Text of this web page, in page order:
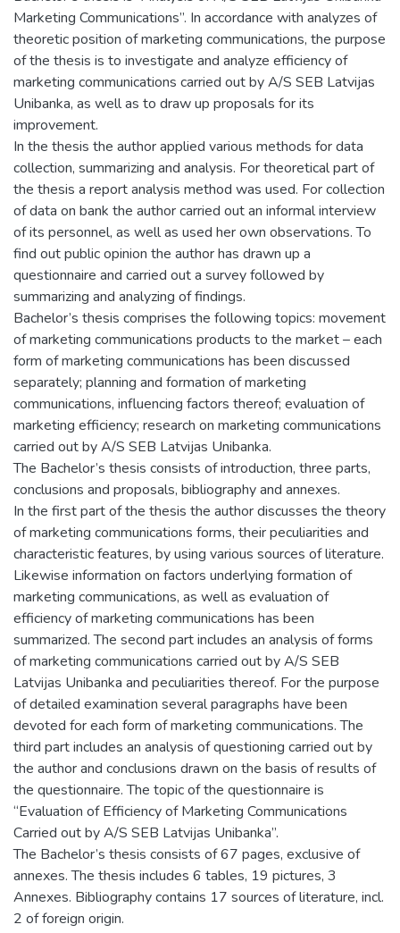
Marketing Communications”. In accordance with analyzes of
theoretic position of marketing communications, the purpose
of the thesis is to investigate and analyze efficiency of
marketing communications carried out by A/S SEB Latvijas
Unibanka, as well as to draw up proposals for its
improvement.
In the thesis the author applied various methods for data
collection, summarizing and analysis. For theoretical part of
the thesis a report analysis method was used. For collection
of data on bank the author carried out an informal interview
of its personnel, as well as used her own observations. To
find out public opinion the author has drawn up a
questionnaire and carried out a survey followed by
summarizing and analyzing of findings.
Bachelor’s thesis comprises the following topics: movement
of marketing communications products to the market – each
form of marketing communications has been discussed
separately; planning and formation of marketing
communications, influencing factors thereof; evaluation of
marketing efficiency; research on marketing communications
carried out by A/S SEB Latvijas Unibanka.
The Bachelor’s thesis consists of introduction, three parts,
conclusions and proposals, bibliography and annexes.
In the first part of the thesis the author discusses the theory
of marketing communications forms, their peculiarities and
characteristic features, by using various sources of literature.
Likewise information on factors underlying formation of
marketing communications, as well as evaluation of
efficiency of marketing communications has been
summarized. The second part includes an analysis of forms
of marketing communications carried out by A/S SEB
Latvijas Unibanka and peculiarities thereof. For the purpose
of detailed examination several paragraphs have been
devoted for each form of marketing communications. The
third part includes an analysis of questioning carried out by
the author and conclusions drawn on the basis of results of
the questionnaire. The topic of the questionnaire is
“Evaluation of Efficiency of Marketing Communications
Carried out by A/S SEB Latvijas Unibanka”.
The Bachelor’s thesis consists of 67 pages, exclusive of
annexes. The thesis includes 6 tables, 19 pictures, 3
Annexes. Bibliography contains 17 sources of literature, incl.
2 of foreign origin.